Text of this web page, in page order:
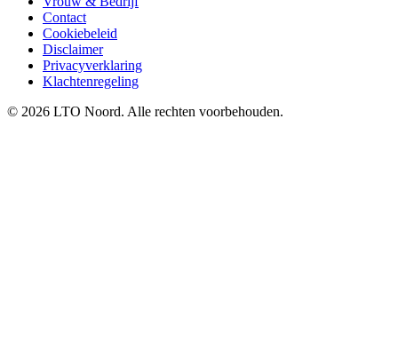
Contact
Cookiebeleid
Disclaimer
Privacyverklaring
Klachtenregeling
© 2026 LTO Noord. Alle rechten voorbehouden.